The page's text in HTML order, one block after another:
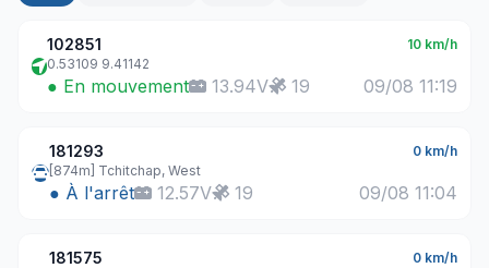
102851
10 km/h
0.53109 9.41142
● En mouvement 13.94V 19 09/08 11:19
181293
0 km/h
[874m] Tchitchap, West
● À l'arrêt 12.57V 19 09/08 11:04
181575
0 km/h